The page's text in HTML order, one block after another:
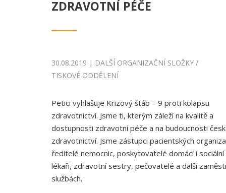
ZDRAVOTNÍ PÉČE
30.08.2019 | DALŠÍ ORGANIZAČNÍ SLOŽKY /
TISKOVÉ ODDĚLENÍ
Petici vyhlašuje Krizový štáb – 9 proti kolapsu
zdravotnictví. Jsme ti, kterým záleží na kvalitě a
dostupnosti zdravotní péče a na budoucnosti
zdravotnictví. Jsme zástupci pacientských
ředitelé nemocnic, poskytovatelé domácí i sociální
lékaři, zdravotní sestry, pečovatelé a další
službách.